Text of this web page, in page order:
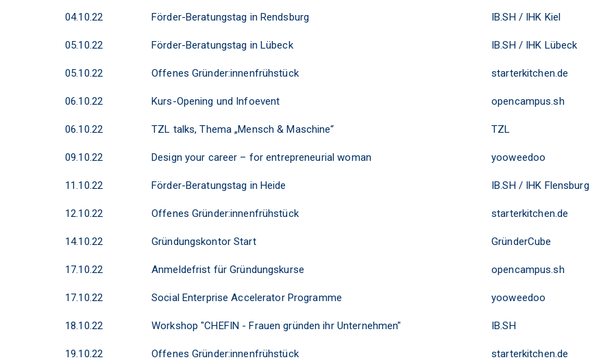
04.10.22 Förder-Beratungstag in Rendsburg IB.SH / IHK Kiel
05.10.22 Förder-Beratungstag in Lübeck IB.SH / IHK Lübeck
05.10.22 Offenes Gründer:innenfrühstück starterkitchen.de
06.10.22 Kurs-Opening und Infoevent opencampus.sh
06.10.22 TZL talks, Thema „Mensch & Maschine“ TZL
09.10.22 Design your career – for entrepreneurial woman yooweedoo
11.10.22 Förder-Beratungstag in Heide IB.SH / IHK Flensburg
12.10.22 Offenes Gründer:innenfrühstück starterkitchen.de
14.10.22 Gründungskontor Start GründerCube
17.10.22 Anmeldefrist für Gründungskurse opencampus.sh
17.10.22 Social Enterprise Accelerator Programme yooweedoo
18.10.22 Workshop "CHEFIN - Frauen gründen ihr Unternehmen" IB.SH
19.10.22 Offenes Gründer:innenfrühstück starterkitchen.de